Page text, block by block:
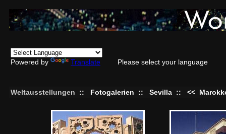
Powered by Translate Please select your language
Weltausstellungen :: Fotogalerien :: Sevilla :: <<